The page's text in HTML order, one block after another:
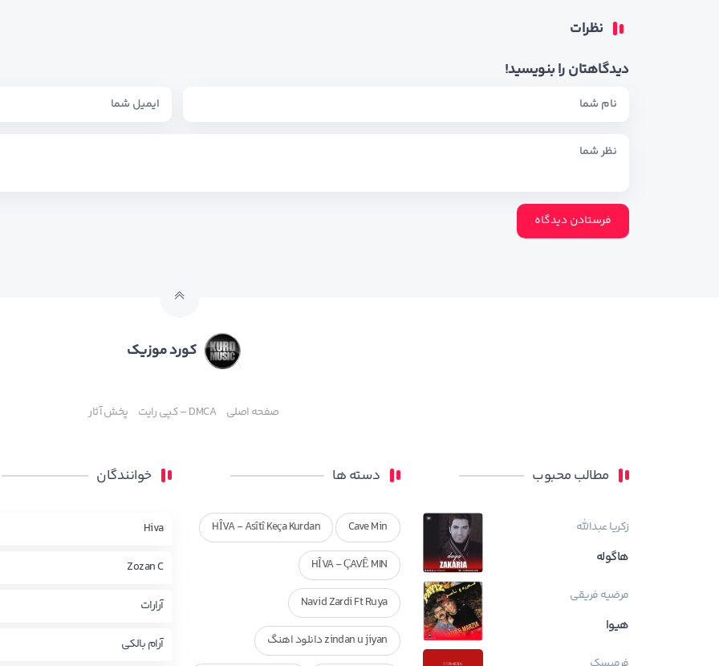
نظرات
دیدگاهتان را بنویسید!
کورد موزیک
صفحه اصلی DMCA – کپی رایت پخش آثار
مطالب محبوب
زکریا عبدالله
هاگوله
مرضیه فریقی
هیوا
دسته ها
Cave Min
HÎVA - Asîtî Keça Kurdan
HÎVA - ÇAVÊ MIN
Navid Zardi Ft Ruya
zindan u jiyan دانلود اهنگ
خوانندگان
Hiva
Zozan C
آرارات
آرام بالکی